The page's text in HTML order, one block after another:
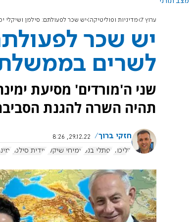
ערוץ 7 מדיניות ופוליטיקה יש שכר לפעולתם: סילמן ושיקלי
יש שכר
לשרים בממשלת
שני ה'מורדים' מסיעת
תהיה השרה להגנת
חזקי ברוך
29.12.22, 8:26
הליכוד נפתלי בנט עמיחי שיקלי עידית סילמן ימינה